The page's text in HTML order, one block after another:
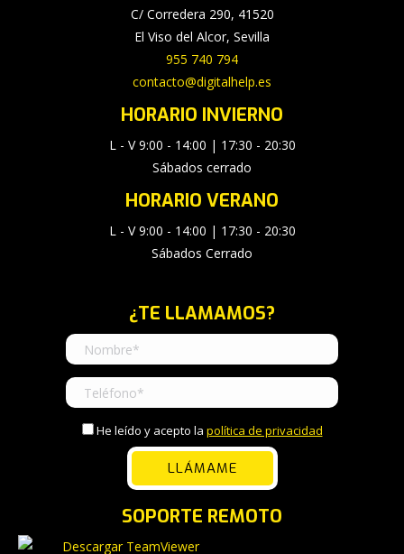
new
window
new
window
new
window
C/ Corredera 290, 41520
El Viso del Alcor, Sevilla
955 740 794
contacto@digitalhelp.es
HORARIO INVIERNO
L - V 9:00 - 14:00 | 17:30 - 20:30
Sábados cerrado
HORARIO VERANO
L - V 9:00 - 14:00 | 17:30 - 20:30
Sábados Cerrado
¿TE LLAMAMOS?
He leído y acepto la política de privacidad
SOPORTE REMOTO